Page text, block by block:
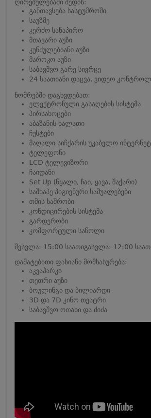
ღირებულებაში შედის:
განთავსება სასტუმროში
საუზმე
კერძო სანაპირო
მთავარი აუზი
კუნძულებიანი აუზი
მაროკო აუზი
საბავშვო გარე სივრცე
24 საათიანი დაცვა, ვიდეო
ნომრებში დაგხვდებათ:
ელექტრონული გასაღების სისტემა
პირსახოცები
აბაზანის ხალათი
ჩუსტები
მაღალი სიჩქარის უკაბელო
ტელეფონი
LCD ტელევიზორი
ჩაიდანი
Set Up (წყალი, ჩაი, ყავა, შაქარი)
საშხაპე ჰიგიენური საშუალებები
თმის საშრობი
კონდიცირების სისტემა
გარდერობი
კომფორტული საწოლი
შესვლა: 15:00 საათიგასვლა: 12:00
დამატებითი ფასიანი მომსახურება:
აკვაპარკი
თეთრი აუზი
ბოულინგი და ბილიარდი
3D და 7D კინო თეატრი
საბავშვო ოთახი და ძიძა